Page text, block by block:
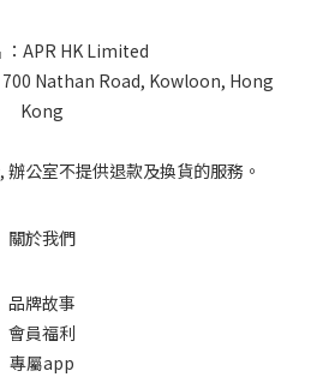
：APR HK Limited
700 Nathan Road, Kowloon, Hong
Kong
公室不提供退款及換貨的服務。
關於我們
品牌故事
會員福利
專屬app